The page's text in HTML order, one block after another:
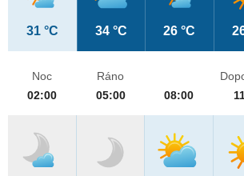
31 °C 34 °C 26 °C
Noc
02:00
Ráno
05:00
08:00